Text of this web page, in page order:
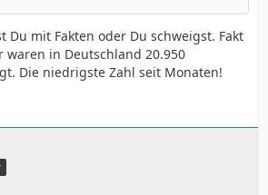
Du mit Fakten oder Du schweigst. Fakt
waren in Deutschland 20.950
Die niedrigste Zahl seit Monaten!